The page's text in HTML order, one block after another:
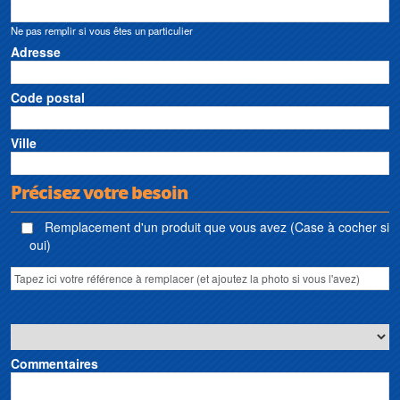
Motor eléctrico Sauermann
Ne pas remplir si vous êtes un particulier
Adresse
Code postal
Ville
Précisez votre besoin
Remplacement d'un produit que vous avez (Case à cocher si
oui)
Commentaires